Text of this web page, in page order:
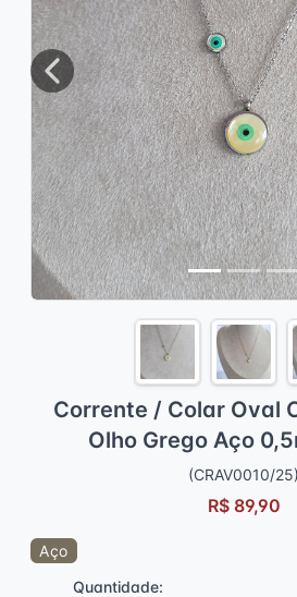
Previous
Corrente / Colar Oval
Olho Grego Aço
(CRAV0010/25)
R$ 89,90
Aço
Quantidade: